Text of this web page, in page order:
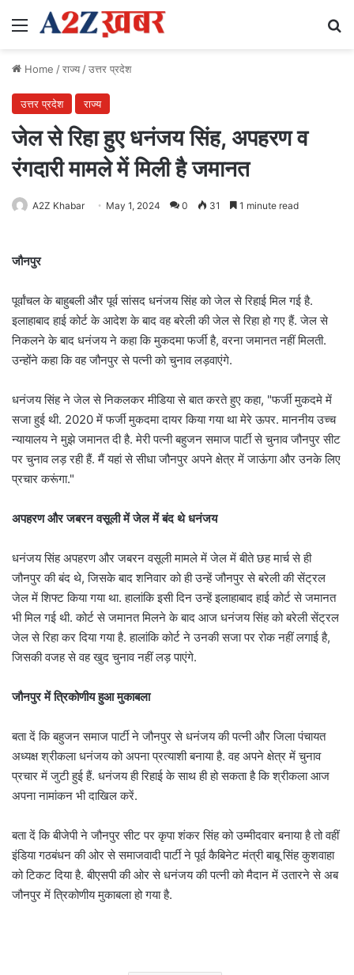
Menu
Home /राज्य/उत्तर प्रदेश
उत्तर प्रदेश राज्य
जेल से रिहा हुए धनंजय सिंह, अपहरण व
रंगदारी मामले में मिली है जमानत
A2Z Khabar May 1, 2024 0 31 1 minute read
जौनपुर
पूर्वांचल के बाहुबली और पूर्व सांसद धनंजय सिंह को जेल से रिहाई मिल गई है.
इलाहाबाद हाई कोर्ट के आदेश के बाद वह बरेली की जेल से रिहा हो गए हैं. जेल से
निकलने के बाद धनंजय ने कहा कि मुकदमा फर्जी है, वरना जमानत नहीं मिलती.
उन्होंने कहा कि वह जौनपुर से पत्नी को चुनाव लड़वाएंगे.
धनंजय सिंह ने जेल से निकलकर मीडिया से बात करते हुए कहा, "फर्जी मुकदमे में
सजा हुई थी. 2020 में फर्जी मुकदमा दायर किया गया था मेरे ऊपर. माननीय उच्च
न्यायालय ने मुझे जमानत दी है. मेरी पत्नी बहुजन समाज पार्टी से चुनाव जौनपुर सीट
पर चुनाव लड़ रही हैं. मैं यहां से सीधा जौनपुर अपने क्षेत्र में जाऊंगा और उनके लिए
प्रचार करूंगा."
अपहरण और जबरन वसूली में जेल में बंद थे धनंजय
धनंजय सिंह अपहरण और जबरन वसूली मामले में जेल में बीते छह मार्च से ही
जौनपुर की बंद थे, जिसके बाद शनिवार को ही उन्हें जौनपुर से बरेली की सेंट्रल
जेल में शिफ्ट किया गया था. हालांकि इसी दिन उन्हें इलाहाबाद हाई कोर्ट से जमानत
भी मिल गई थी. कोर्ट से जमानत मिलने के बाद आज धनंजय सिंह को बरेली सेंट्रल
जेल से रिहा कर दिया गया है. हालांकि कोर्ट ने उनकी सजा पर रोक नहीं लगाई है,
जिसकी वजह से वह खुद चुनाव नहीं लड़ पाएंगे.
जौनपुर में त्रिकोणीय हुआ मुकाबला
बता दें कि बहुजन समाज पार्टी ने जौनपुर से धनंजय की पत्नी और जिला पंचायत
अध्यक्ष श्रीकला धनंजय को अपना प्रत्याशी बनाया है. वह अपने क्षेत्र में चुनाव
प्रचार में जुटी हुई हैं. धनंजय ही रिहाई के साथ ही हो सकता है कि श्रीकला आज
अपना नामांकन भी दाखिल करें.
बता दें कि बीजेपी ने जौनपुर सीट पर कृपा शंकर सिंह को उम्मीदवार बनाया है तो वहीं
इंडिया गठबंधन की ओर से समाजवादी पार्टी ने पूर्व कैबिनेट मंत्री बाबू सिंह कुशवाहा
को टिकट दिया है. बीएसपी की ओर से धनंजय की पत्नी को मैदान में उतारने से अब
जौनपुर में त्रिकोणीय मुकाबला हो गया है.